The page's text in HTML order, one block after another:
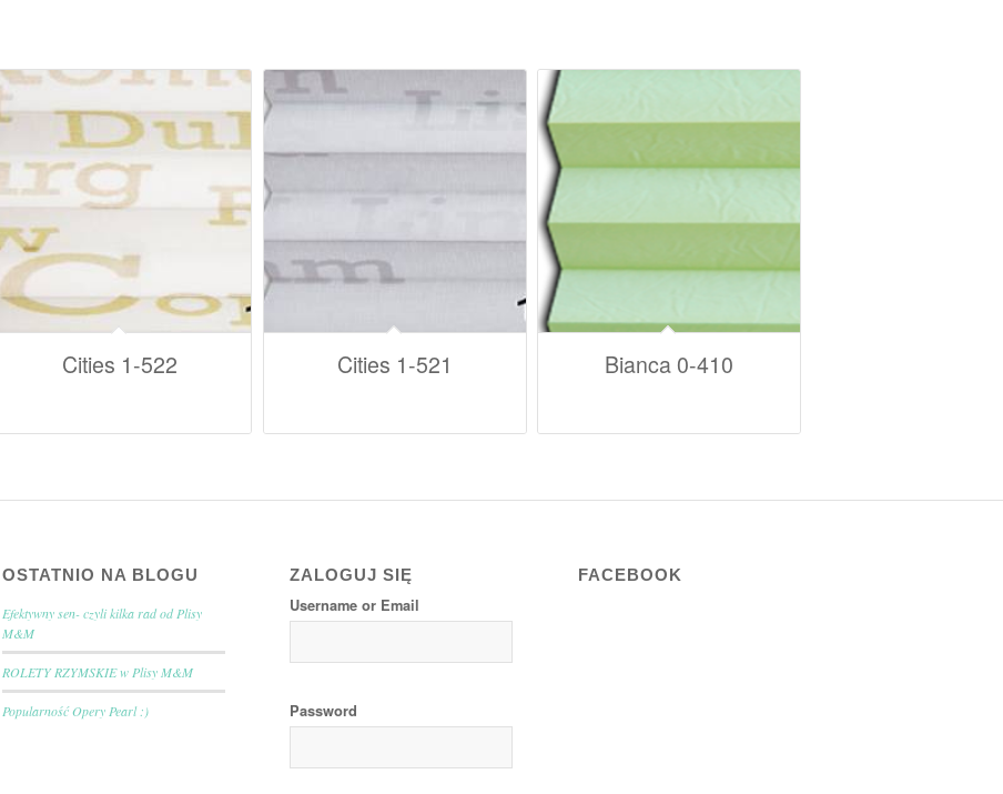
Cities 1-522 Cities 1-521 Bianca 0-410
OSTATNIO NA BLOGU
Efektywny sen- czyli kilka rad od Plisy
M&M
ROLETY RZYMSKIE w Plisy M&M
Popularność Opery Pearl :)
ZALOGUJ SIĘ
Username or Email
Password
FACEBOOK